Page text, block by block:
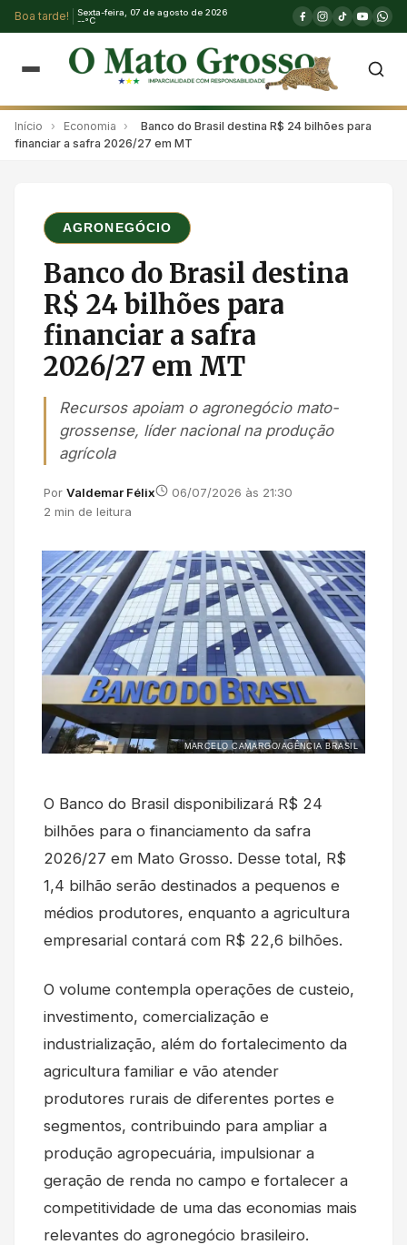
Boa tarde!
Sexta-feira, 07 de agosto de 2026
--°C
Início › Economia ›
Banco do Brasil destina R$ 24 bilhões para
financiar a safra 2026/27 em MT
AGRONEGÓCIO
Banco do Brasil destina
R$ 24 bilhões para
financiar a safra
2026/27 em MT
Recursos apoiam o agronegócio mato-
grossense, líder nacional na produção
agrícola
Por Valdemar Félix
06/07/2026 às 21:30
2 min de leitura
MARCELO CAMARGO/AGÊNCIA BRASIL
O Banco do Brasil disponibilizará R$ 24
bilhões para o financiamento da safra
2026/27 em Mato Grosso. Desse total, R$
1,4 bilhão serão destinados a pequenos e
médios produtores, enquanto a agricultura
empresarial contará com R$ 22,6 bilhões.
O volume contempla operações de custeio,
investimento, comercialização e
industrialização, além do fortalecimento da
agricultura familiar e vão atender
produtores rurais de diferentes portes e
segmentos, contribuindo para ampliar a
produção agropecuária, impulsionar a
geração de renda no campo e fortalecer a
competitividade de uma das economias mais
relevantes do agronegócio brasileiro.